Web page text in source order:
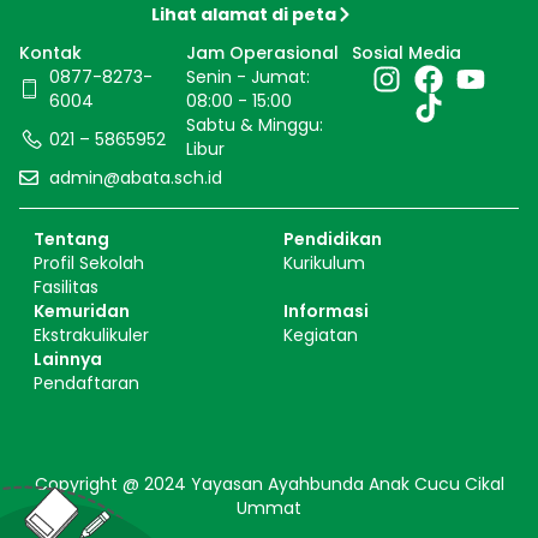
Lihat alamat di peta
Kontak
0877-8273-
6004
021 – 5865952
admin@abata.sch.id
Jam Operasional
Senin - Jumat:
08:00 - 15:00
Sabtu & Minggu:
Libur
Sosial Media
Tentang
Profil Sekolah
Fasilitas
Pendidikan
Kurikulum
Kemuridan
Ekstrakulikuler
Informasi
Kegiatan
Lainnya
Pendaftaran
Copyright @ 2024 Yayasan Ayahbunda Anak Cucu Cikal
Ummat